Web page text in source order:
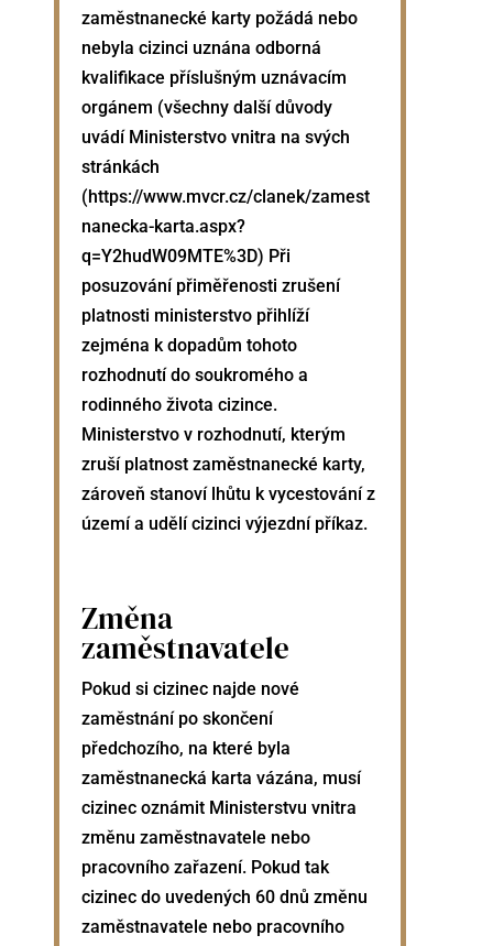
zaměstnanecké karty požádá nebo
nebyla cizinci uznána odborná
kvalifikace příslušným uznávacím
orgánem (všechny další důvody
uvádí Ministerstvo vnitra na svých
stránkách
(https://www.mvcr.cz/clanek/zamest
nanecka-karta.aspx?
q=Y2hudW09MTE%3D) Při
posuzování přiměřenosti zrušení
platnosti ministerstvo přihlíží
zejména k dopadům tohoto
rozhodnutí do soukromého a
rodinného života cizince.
Ministerstvo v rozhodnutí, kterým
zruší platnost zaměstnanecké karty,
zároveň stanoví lhůtu k vycestování z
území a udělí cizinci výjezdní příkaz.
Změna
zaměstnavatele
Pokud si cizinec najde nové
zaměstnání po skončení
předchozího, na které byla
zaměstnanecká karta vázána, musí
cizinec oznámit Ministerstvu vnitra
změnu zaměstnavatele nebo
pracovního zařazení. Pokud tak
cizinec do uvedených 60 dnů změnu
zaměstnavatele nebo pracovního